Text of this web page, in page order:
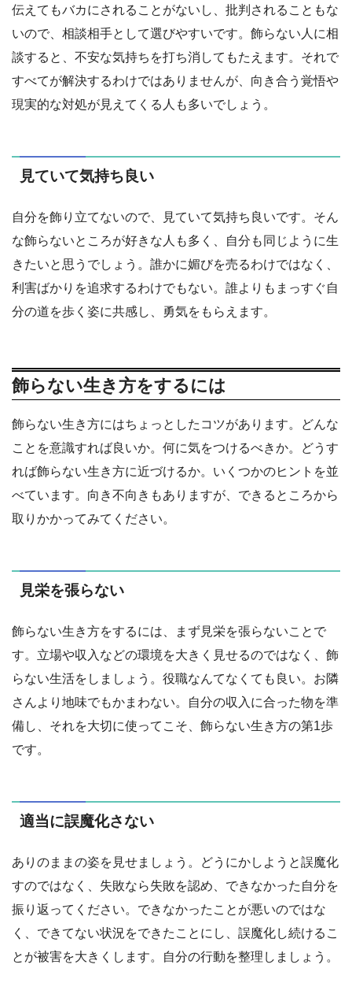
伝えてもバカにされることがないし、批判されることもな
いので、相談相手として選びやすいです。飾らない人に相
談すると、不安な気持ちを打ち消してもたえます。それで
すべてが解決するわけではありませんが、向き合う覚悟や
現実的な対処が見えてくる人も多いでしょう。
見ていて気持ち良い
自分を飾り立てないので、見ていて気持ち良いです。そん
な飾らないところが好きな人も多く、自分も同じように生
きたいと思うでしょう。誰かに媚びを売るわけではなく、
利害ばかりを追求するわけでもない。誰よりもまっすぐ自
分の道を歩く姿に共感し、勇気をもらえます。
飾らない生き方をするには
飾らない生き方にはちょっとしたコツがあります。どんな
ことを意識すれば良いか。何に気をつけるべきか。どうす
れば飾らない生き方に近づけるか。いくつかのヒントを並
べています。向き不向きもありますが、できるところから
取りかかってみてください。
見栄を張らない
飾らない生き方をするには、まず見栄を張らないことで
す。立場や収入などの環境を大きく見せるのではなく、飾
らない生活をしましょう。役職なんてなくても良い。お隣
さんより地味でもかまわない。自分の収入に合った物を準
備し、それを大切に使ってこそ、飾らない生き方の第1歩
です。
適当に誤魔化さない
ありのままの姿を見せましょう。どうにかしようと誤魔化
すのではなく、失敗なら失敗を認め、できなかった自分を
振り返ってください。できなかったことが悪いのではな
く、できてない状況をできたことにし、誤魔化し続けるこ
とが被害を大きくします。自分の行動を整理しましょう。